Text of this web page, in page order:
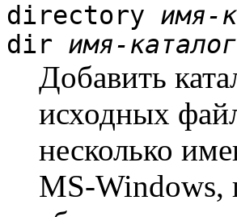
directory имя-
dir имя-
Добавить
исходных
несколько
MS-Windows,